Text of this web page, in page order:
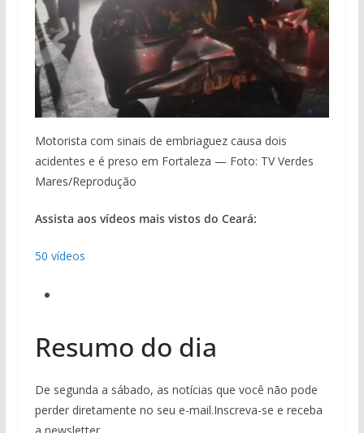
Motorista com sinais de embriaguez causa dois
acidentes e é preso em Fortaleza — Foto: TV Verdes
Mares/Reprodução
Assista aos vídeos mais vistos do Ceará:
50 vídeos
Resumo do dia
De segunda a sábado, as notícias que você não pode
perder diretamente no seu e-mail.Inscreva-se e receba
a newsletter